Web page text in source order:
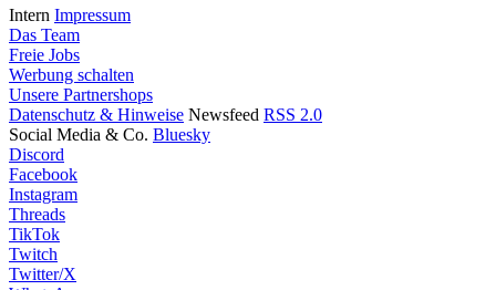
Intern Impressum
Das Team
Freie Jobs
Werbung schalten
Unsere Partnershops
Datenschutz & Hinweise Newsfeed RSS 2.0
Social Media & Co. Bluesky
Discord
Facebook
Instagram
Threads
TikTok
Twitch
Twitter/X